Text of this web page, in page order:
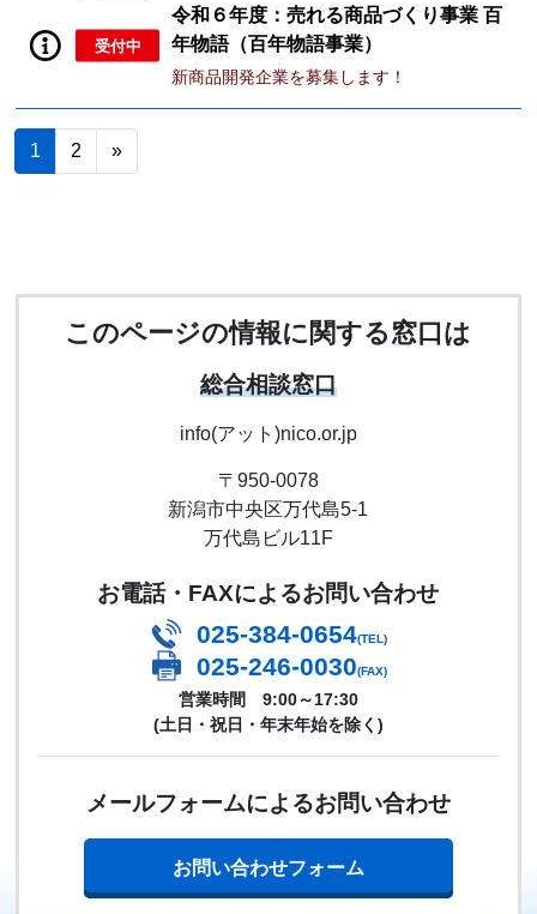
受付中
令和６年度：売れる商品づくり事業 百
年物語（百年物語事業）
新商品開発企業を募集します！
1 2 »
このページの情報に関する窓口は
総合相談窓口
info(アット)nico.or.jp
〒950-0078
新潟市中央区万代島5-1
万代島ビル11F
お電話・FAXによるお問い合わせ
025-384-0654(TEL)
025-246-0030(FAX)
営業時間 9:00～17:30
(土日・祝日・年末年始を除く)
メールフォームによるお問い合わせ
お問い合わせフォーム